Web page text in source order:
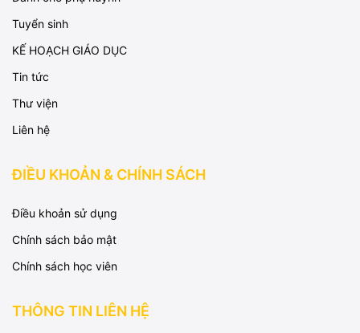
Tuyển sinh
KẾ HOẠCH GIÁO DỤC
Tin tức
Thư viện
Liên hệ
ĐIỀU KHOẢN & CHÍNH SÁCH
Điều khoản sử dụng
Chính sách bảo mật
Chính sách học viên
THÔNG TIN LIÊN HỆ